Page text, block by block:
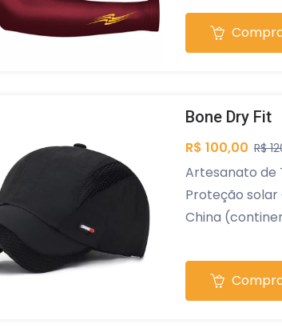
Bone Dry Fit
R$ 100,00 R$
Artesanato de
Proteção
China